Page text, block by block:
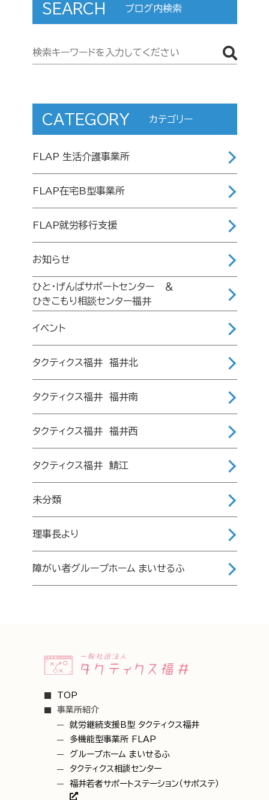
SEARCH ブログ内検索
CATEGORY カテゴリー
FLAP 生活介護事業所
FLAP在宅B型事業所
FLAP就労移行支援
お知らせ
ひと・げんばサポートセンター ＆
ひきこもり相談センター福井
イベント
タクティクス福井 福井北
タクティクス福井 福井南
タクティクス福井 福井西
タクティクス福井 鯖江
未分類
理事長より
障がい者グループホーム まいせるふ
TOP
事業所紹介
就労継続支援B型 タクティクス福井
多機能型事業所 FLAP
グループホーム まいせるふ
タクティクス相談センター
福井若者サポートステーション（サポステ）